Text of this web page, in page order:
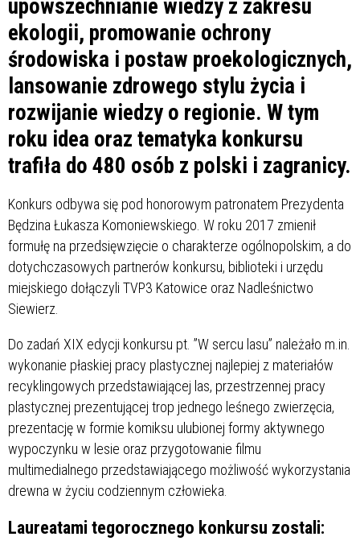
upowszechnianie wiedzy z zakresu
ekologii, promowanie ochrony
środowiska i postaw proekologicznych,
lansowanie zdrowego stylu życia i
rozwijanie wiedzy o regionie. W tym
roku idea oraz tematyka konkursu
trafiła do 480 osób z polski i zagranicy.
Konkurs odbywa się pod honorowym patronatem Prezydenta
Będzina Łukasza Komoniewskiego. W roku 2017 zmienił
formułę na przedsięwzięcie o charakterze ogólnopolskim, a do
dotychczasowych partnerów konkursu, biblioteki i urzędu
miejskiego dołączyli TVP3 Katowice oraz Nadleśnictwo
Siewierz.
Do zadań XIX edycji konkursu pt. ”W sercu lasu” należało m.in.
wykonanie płaskiej pracy plastycznej najlepiej z materiałów
recyklingowych przedstawiającej las, przestrzennej pracy
plastycznej prezentującej trop jednego leśnego zwierzęcia,
prezentację w formie komiksu ulubionej formy aktywnego
wypoczynku w lesie oraz przygotowanie filmu
multimedialnego przedstawiającego możliwość wykorzystania
drewna w życiu codziennym człowieka.
Laureatami tegorocznego konkursu zostali: